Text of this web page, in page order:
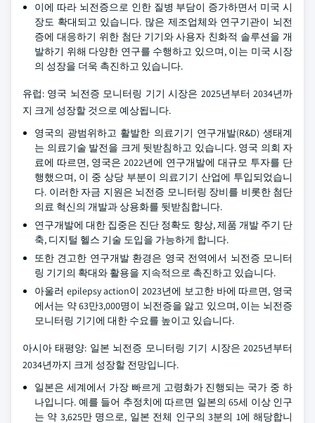
이에 따라 뇌전증으로 인한 질병 부담이 증가하면서 미국 시
장도 확대되고 있습니다. 많은 제조업체와 연구기관이 뇌전
증에 대응하기 위한 첨단 기기와 사용자 친화적 솔루션을 개
발하기 위해 다양한 연구를 수행하고 있으며, 이는 미국 시장
의 성장을 더욱 촉진하고 있습니다.
유럽: 영국 뇌전증 모니터링 기기 시장은 2025년부터 2034년까
지 크게 성장할 것으로 예상됩니다.
영국의 광범위하고 활발한 의료기기 연구개발(R&D) 생태계
는 의료기술 발전을 크게 뒷받침하고 있습니다. 영국 의회 자
료에 따르면, 영국은 2022년에 연구개발에 대규모 투자를 단
행했으며, 이 중 상당 부분이 의료기기 산업에 투입되었습니
다. 이러한 자금 지원은 뇌전증 모니터링 장비를 비롯한 첨단
의료 혁신의 개발과 상용화를 뒷받침합니다.
연구개발에 대한 집중은 진단 정확도 향상, 제품 개발 주기 단
축, 디지털 헬스 기술 도입을 가능하게 합니다.
또한 견고한 연구개발 환경은 영국 전역에서 뇌전증 모니터
링 기기의 확대와 활용을 지속적으로 촉진하고 있습니다.
아울러 epilepsy action이 2023년에 보고한 바에 따르면, 영국
에서는 약 63만3,000명이 뇌전증을 앓고 있으며, 이는 뇌전증
모니터링 기기에 대한 수요를 높이고 있습니다.
아시아 태평양: 일본 뇌전증 모니터링 기기 시장은 2025년부터
2034년까지 크게 성장할 전망입니다.
일본은 세계에서 가장 빠르게 고령화가 진행되는 국가 중 하
나입니다. 예를 들어 추정치에 따르면 일본의 65세 이상 인구
는 약 3,625만 명으로, 일본 전체 인구의 3분의 1에 해당합니